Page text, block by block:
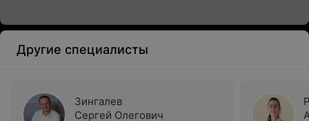
Другие специалисты
Зингалев
Сергей Олегович